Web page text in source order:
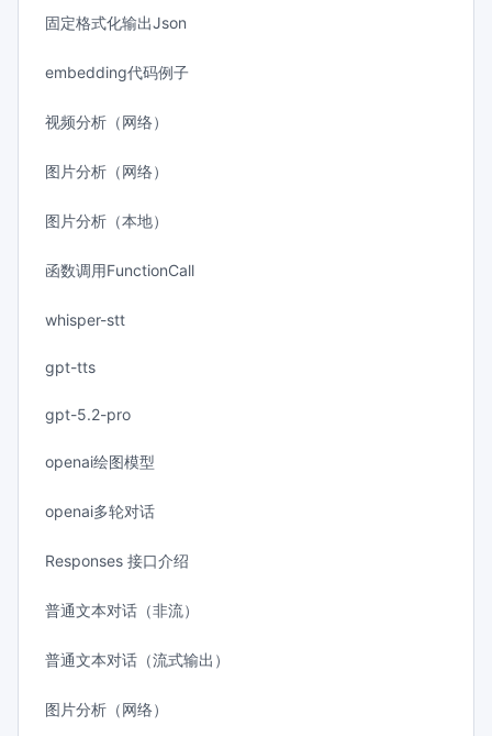
固定格式化输出Json
embedding代码例子
视频分析（网络）
图片分析（网络）
图片分析（本地）
函数调用FunctionCall
whisper-stt
gpt-tts
gpt-5.2-pro
openai绘图模型
openai多轮对话
Responses 接口介绍
普通文本对话（非流）
普通文本对话（流式输出）
图片分析（网络）